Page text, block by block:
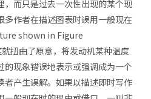
，而只是过去一次性出现的某个现
多作者在描述图表时误用一般现在
shown in Figure
扭曲了原意，将发动机某种温度
现象错误地表示或强调成为一个
者产生误解。如果以描述即时写作